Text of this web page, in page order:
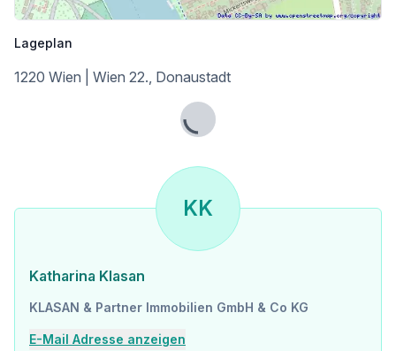
Lageplan
1220 Wien | Wien 22., Donaustadt
Lade...
KK
Katharina Klasan
KLASAN & Partner Immobilien GmbH & Co KG
E-Mail Adresse anzeigen